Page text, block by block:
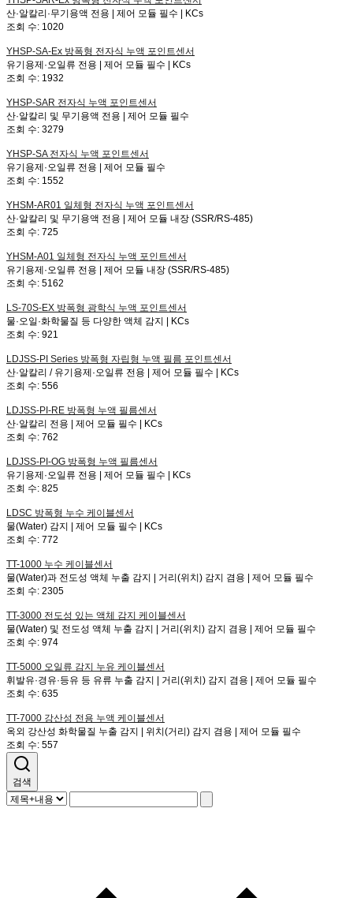
산·알칼리·무기용액 전용 | 제어 모듈 필수 | KCs
조회 수: 1020
YHSP-SA-Ex 방폭형 전자식 누액 포인트센서
유기용제·오일류 전용 | 제어 모듈 필수 | KCs
조회 수: 1932
YHSP-SAR 전자식 누액 포인트센서
산·알칼리 및 무기용액 전용 | 제어 모듈 필수
조회 수: 3279
YHSP-SA전자식 누액 포인트센서
유기용제·오일류 전용 | 제어 모듈 필수
조회 수: 1552
YHSM-AR01 일체형 전자식 누액 포인트센서
산·알칼리 및 무기용액 전용 | 제어 모듈 내장 (SSR/RS-485)
조회 수: 725
YHSM-A01 일체형 전자식 누액 포인트센서
유기용제·오일류 전용 | 제어 모듈 내장 (SSR/RS-485)
조회 수: 5162
LS-70S-EX 방폭형 광학식 누액 포인트센서
물·오일·화학물질 등 다양한 액체 감지 | KCs
조회 수: 921
LDJSS-PI Series 방폭형 자립형 누액 필름 포인트센서
산·알칼리 / 유기용제·오일류 전용 | 제어 모듈 필수 | KCs
조회 수: 556
LDJSS-PI-RE 방폭형 누액 필름센서
산·알칼리 전용 | 제어 모듈 필수 | KCs
조회 수: 762
LDJSS-PI-OG 방폭형 누액 필름센서
유기용제·오일류 전용 | 제어 모듈 필수 | KCs
조회 수: 825
LDSC 방폭형 누수 케이블센서
물(Water) 감지 | 제어 모듈 필수 | KCs
조회 수: 772
TT-1000 누수 케이블센서
물(Water)과 전도성 액체 누출 감지 | 거리(위치) 감지 겸용 | 제어 모듈 필수
조회 수: 2305
TT-3000 전도성 있는 액체 감지 케이블센서
물(Water) 및 전도성 액체 누출 감지 | 거리(위치) 감지 겸용 | 제어 모듈 필수
조회 수: 974
TT-5000 오일류 감지 누유 케이블센서
휘발유·경유·등유 등 유류 누출 감지 | 거리(위치) 감지 겸용 | 제어 모듈 필수
조회 수: 635
TT-7000 강산성 전용 누액 케이블센서
옥외 강산성 화학물질 누출 감지 | 위치(거리) 감지 겸용 | 제어 모듈 필수
조회 수: 557
검색